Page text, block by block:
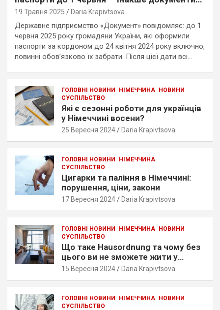
повернуть в Україну
19 Травня 2025 Daria Krapivtsova
Державне підприємство «Документ» повідомляє: до 1
червня 2025 року громадяни України, які оформили
паспорти за кордоном до 24 квітня 2024 року включно,
повинні обов’язково їх забрати. Після цієї дати всі…
ГОЛОВНІ НОВИНИ НІМЕЧЧИНА
НОВИНИ
СУСПІЛЬСТВО
Які є сезонні роботи для українців
у Німеччині восени?
25 Вересня 2024 Daria Krapivtsova
ГОЛОВНІ НОВИНИ
НІМЕЧЧИНА
СУСПІЛЬСТВО
Цигарки та паління в Німеччині:
порушення, ціни, закони
17 Вересня 2024 Daria Krapivtsova
ГОЛОВНІ НОВИНИ НІМЕЧЧИНА
НОВИНИ
СУСПІЛЬСТВО
Що таке Hausordnung та чому без
цього ви не зможете жити у
Німеччині?
15 Вересня 2024 Daria Krapivtsova
ГОЛОВНІ НОВИНИ НІМЕЧЧИНА
НОВИНИ
СУСПІЛЬСТВО